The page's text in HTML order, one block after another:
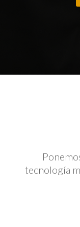
tecnología